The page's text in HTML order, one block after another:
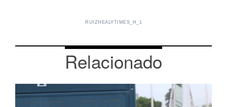
RUIZHEALYTIMES_H_1
Relacionado